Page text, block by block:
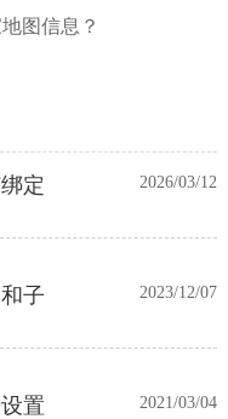
图信息？
定
2026/03/12
子
2023/12/07
置
2021/03/04